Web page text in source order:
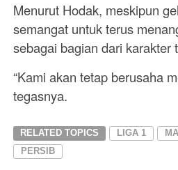
Menurut Hodak, meskipun
semangat untuk terus
sebagai bagian dari karakter
“Kami akan tetap berusaha
tegasnya.
RELATED TOPICS LIGA 1
PERSIB